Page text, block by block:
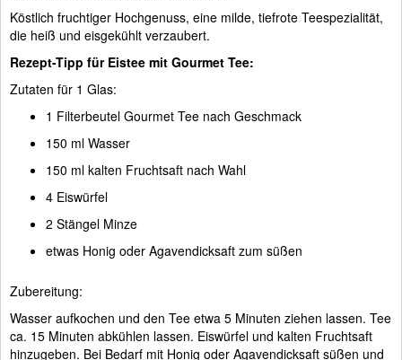
Köstlich fruchtiger Hochgenuss, eine milde, tiefrote Teespezialität,
die heiß und eisgekühlt verzaubert.
Rezept-Tipp für Eistee mit Gourmet Tee:
Zutaten für 1 Glas:
1 Filterbeutel Gourmet Tee nach Geschmack
150 ml Wasser
150 ml kalten Fruchtsaft nach Wahl
4 Eiswürfel
2 Stängel Minze
etwas Honig oder Agavendicksaft zum süßen
Zubereitung:
Wasser aufkochen und den Tee etwa 5 Minuten ziehen lassen. Tee
ca. 15 Minuten abkühlen lassen. Eiswürfel und kalten Fruchtsaft
hinzugeben. Bei Bedarf mit Honig oder Agavendicksaft süßen und